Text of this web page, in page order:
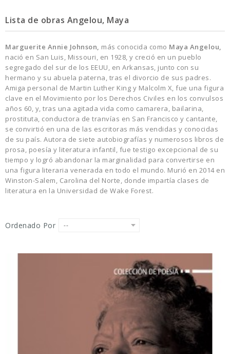
Lista de obras Angelou, Maya
Marguerite Annie Johnson, más conocida como Maya Angelou,
nació en San Luis, Missouri, en 1928, y creció en un pueblo
segregado del sur de los EEUU, en Arkansas, junto con su
hermano y su abuela paterna, tras el divorcio de sus padres.
Amiga personal de Martin Luther King y Malcolm X, fue una figura
clave en el Movimiento por los Derechos Civiles en los convulsos
años 60, y, tras una agitada vida como camarera, bailarina,
prostituta, conductora de tranvías en San Francisco y cantante,
se convirtió en una de las escritoras más vendidas y conocidas
de su país. Autora de siete autobiografías y numerosos libros de
prosa, poesía y literatura infantil, fue testigo excepcional de su
tiempo y logró abandonar la marginalidad para convertirse en
una figura literaria venerada en todo el mundo. Murió en 2014 en
Winston-Salem, Carolina del Norte, donde impartía clases de
literatura en la Universidad de Wake Forest.
Ordenado Por --